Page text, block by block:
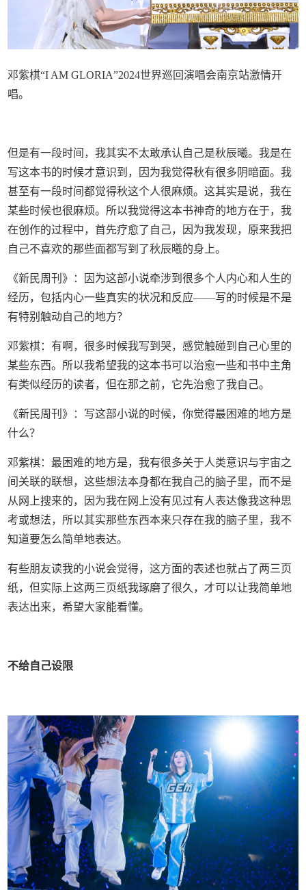
邓紫棋“I AM GLORIA”2024世界巡回演唱会南京站激情开
唱。
但是有一段时间，我其实不太敢承认自己是秋辰曦。我是在
写这本书的时候才意识到，因为我觉得秋有很多阴暗面。我
甚至有一段时间都觉得秋这个人很麻烦。这其实是说，我在
某些时候也很麻烦。所以我觉得这本书神奇的地方在于，我
在创作的过程中，首先疗愈了自己，因为我发现，原来我把
自己不喜欢的那些面都写到了秋辰曦的身上。
《新民周刊》：因为这部小说牵涉到很多个人内心和人生的
经历，包括内心一些真实的状况和反应——写的时候是不是
有特别触动自己的地方？
邓紫棋：有啊，很多时候我写到哭，感觉触碰到自己心里的
某些东西。所以我希望我的这本书可以治愈一些和书中主角
有类似经历的读者，但在那之前，它先治愈了我自己。
《新民周刊》：写这部小说的时候，你觉得最困难的地方是
什么？
邓紫棋：最困难的地方是，我有很多关于人类意识与宇宙之
间关联的联想，这些想法本身都在我自己的脑子里，而不是
从网上搜来的，因为我在网上没有见过有人表达像我这种思
考或想法，所以其实那些东西本来只存在我的脑子里，我不
知道要怎么简单地表达。
有些朋友读我的小说会觉得，这方面的表述也就占了两三页
纸，但实际上这两三页纸我琢磨了很久，才可以让我简单地
表达出来，希望大家能看懂。
不给自己设限